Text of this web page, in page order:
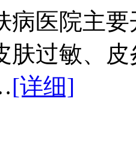
病医院主
肤过敏、
[详细]